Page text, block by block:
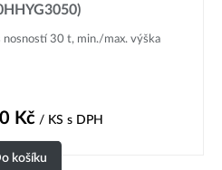
nosností 30 t, min./max. výška
Kč/ KS s DPH
košíku